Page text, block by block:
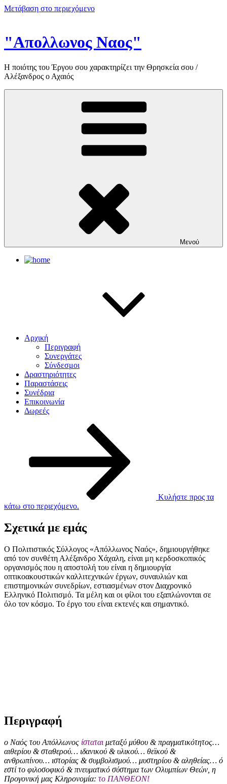
Μετάβαση στο περιεχόμενο
"Απολλωνος Ναος"
Η ποιότης του Έργου σου χαρακτηρίζει την Θρησκεία σου /
Αλέξανδρος ο Αχαιός
Μενού
Αρχική
Περιγραφή
Συνεργάτες
Σύνδεσμοι
Δραστηριότητες
Παραστάσεις
Συνέδρια
Επικοινωνία
Δωρεές
Κυλήστε προς τα
κάτω στο περιεχόμενο.
Σχετικά με εμάς
Ο Πολιτιστικός Σύλλογος «Απόλλωνος Ναός», δημιουργήθηκε
από τον συνθέτη Αλέξανδρο Χάχαλη, είναι μη κερδοσκοπικός
οργανισμός που η αποστολή του είναι η δημιουργία
οπτικοακουστικών καλλιτεχνικών έργων, συναυλιών και
επιστημονικών συνεδρίων, εστιασμένων στον Διαχρονικό
Ελληνικό Πολιτισμό. Τα μέλη και οι φίλοι του εξαπλώνονται σε
όλο τον κόσμο. Το έργο του είναι εκτενές και σημαντικό.
Περιγραφή
ο Ναός του Απόλλωνος ίσταται μεταξύ μύθου & πραγματικότητος…
αιθερίου & σταθερού… ιδανικού & υλικού… θεϊκού &
ανθρωπίνου… ιστορίας & συμβολισμού… μυστηρίου & αληθείας… ό
εστί το φιλοσοφικό & πνευματικό σύστημα των Ολυμπίων Θεών, η
Προγονική μας Κληρονομία: το ΠΑΝΘΕΟΝ!